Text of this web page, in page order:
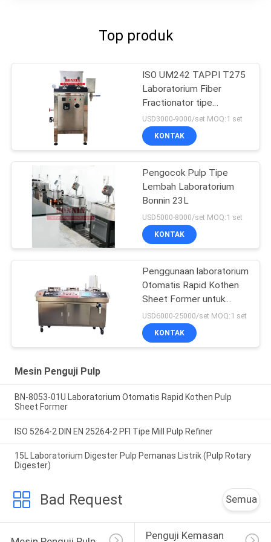
Top produk
ISO UM242 TAPPI T275
Laboratorium Fiber
Fractionator tipe
Somerville
USD3000-9000/set MOQ:1 set
KONTAK
Pengocok Pulp Tipe
Lembah Laboratorium
Bonnin 23L
USD5000-8000/set MOQ:1 set
KONTAK
Penggunaan laboratorium
Otomatis Rapid Kothen
Sheet Former untuk
kertas pulp
USD6000-25000/set MOQ:1 set
KONTAK
Mesin Penguji Pulp
BN-8053-01U Laboratorium Otomatis Rapid Kothen Pulp
Sheet Former
ISO 5264-2 DIN EN 25264-2 PFI Tipe Mill Pulp Refiner
15L Laboratorium Digester Pulp Pemanas Listrik (Pulp Rotary
Digester)
Bad Request Semua
Penguji Kemasan